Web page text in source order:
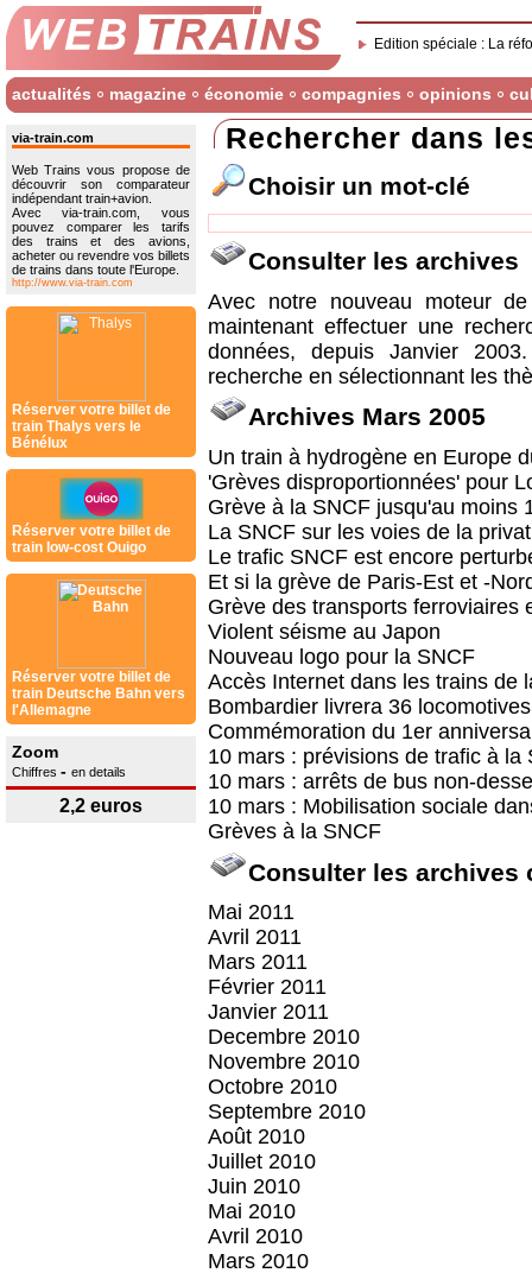
Edition spéciale : La
actualités magazine économie compagnies opinions
via-train.com
Web Trains vous propose de
découvrir son comparateur
indépendant train+avion.
Avec via-train.com, vous
pouvez comparer les tarifs
des trains et des avions,
acheter ou revendre vos billets
de trains dans toute l'Europe.
http://www.via-train.com
Réserver votre billet de
train Thalys vers le
Bénélux
Réserver votre billet de
train low-cost Ouigo
Réserver votre billet de
train Deutsche Bahn vers
l'Allemagne
Zoom
Chiffres - en details
2,2 euros
Rechercher dans
Choisir un mot-clé
Consulter les archives
Avec notre nouveau moteur
maintenant effectuer une
données, depuis Janvier
recherche en sélectionnant les
Archives Mars 2005
Un train à hydrogène en Europe
'Grèves disproportionnées' pour
Grève à la SNCF jusqu'au moins
La SNCF sur les voies de la
Le trafic SNCF est encore
Et si la grève de Paris-Est et -
Grève des transports ferroviaires
Violent séisme au Japon
Nouveau logo pour la SNCF
Accès Internet dans les trains de
Bombardier livrera 36
Commémoration du 1er
10 mars : prévisions de trafic à la
10 mars : arrêts de bus non-
10 mars : Mobilisation sociale
Grèves à la SNCF
Consulter les archives
Mai 2011
Avril 2011
Mars 2011
Février 2011
Janvier 2011
Decembre 2010
Novembre 2010
Octobre 2010
Septembre 2010
Août 2010
Juillet 2010
Juin 2010
Mai 2010
Avril 2010
Mars 2010